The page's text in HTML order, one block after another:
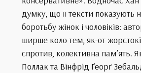
думку, що її тексти показують
боротьбу жінок і чоловіків:
ширше коло тем, як-от
спротив, колективна пам’ять.
Поллак та Вінфрід Ґеорґ